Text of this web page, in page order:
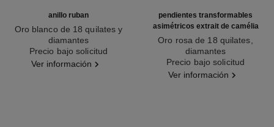
anillo ruban
Oro blanco de 18 quilates y
diamantes
Ref. J11149
Precio bajo solicitud
Ver información
pendientes transformables
asimétricos extrait de camélia
Oro rosa de 18 quilates,
diamantes
Ref. J12375
Precio bajo solicitud
Ver información